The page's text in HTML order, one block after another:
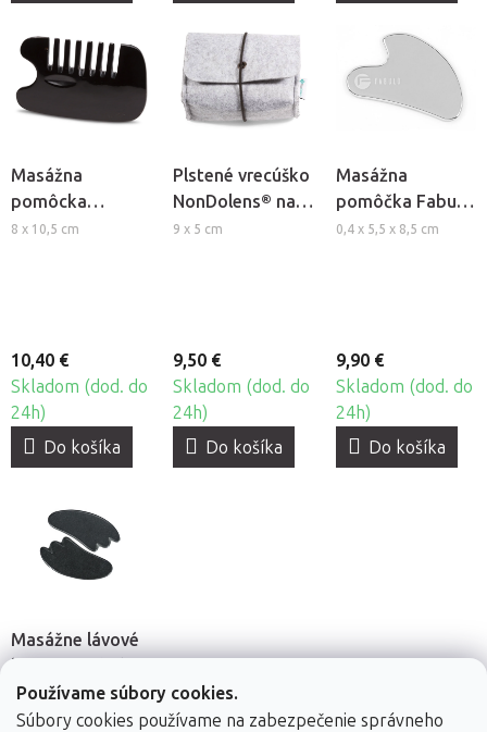
Používame súbory cookies.
Súbory cookies používame na zabezpečenie správneho
Masážna
pomôcka
NonDolens® Gua
8 x 10,5 cm
10,40 €
Skladom (dod. do
24h)
Do košíka
Plstené vrecúško
NonDolens® na
Gua Sha
9 x 5 cm
9,50 €
Skladom (dod. do
24h)
Do košíka
Masážna
pomôčka Fabulo
Gua Sha z
0,4 x 5,5 x 8,5 cm
9,90 €
Skladom (dod. do
24h)
Do košíka
Masážne lávové
kamene Fabulo
Gua Sha, 2ks